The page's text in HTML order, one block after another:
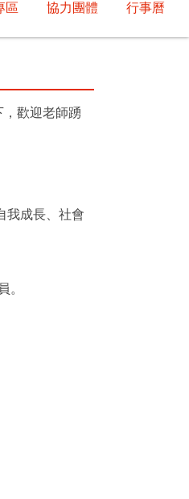
區 協力團體 行事曆
歡迎老師踴
我成長、社會
。